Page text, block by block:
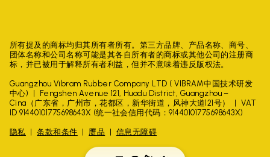
所有提及的商标均归其所有者所有。第三方品牌、产品名称、商号、
团体名称和公司名称可能是其各自所有者的商标或其他公司的注册商
标，并已被用于解释所有者利益，但并不意味着违反版权法。
Guangzhou Vibram Rubber Company LTD ( VIBRAM中国技术研发
中心)
Fengshen Avenue 121, Huadu District, Guangzhou –
Cina（广东省，广州市，花都区，新华街道，风神大道121号）
VAT
ID 91440101775698643X (统一社会信用代码：91440101775698643X)
隐私 条款和条件 赝品 信息无障碍